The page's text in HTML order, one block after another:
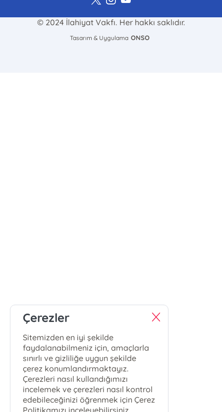
© 2024 İlahiyat Vakfı. Her hakkı saklıdır.
Tasarım & Uygulama ONSO
Çerezler
Sitemizden en iyi şekilde
faydalanabilmeniz için, amaçlarla
sınırlı ve gizliliğe uygun şekilde
çerez konumlandırmaktayız.
Çerezleri nasıl kullandığımızı
incelemek ve çerezleri nasıl kontrol
edebileceğinizi öğrenmek için Çerez
Politikamızı inceleyebilirsiniz.